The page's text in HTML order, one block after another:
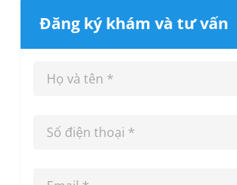
Đăng ký khám và tư vấn